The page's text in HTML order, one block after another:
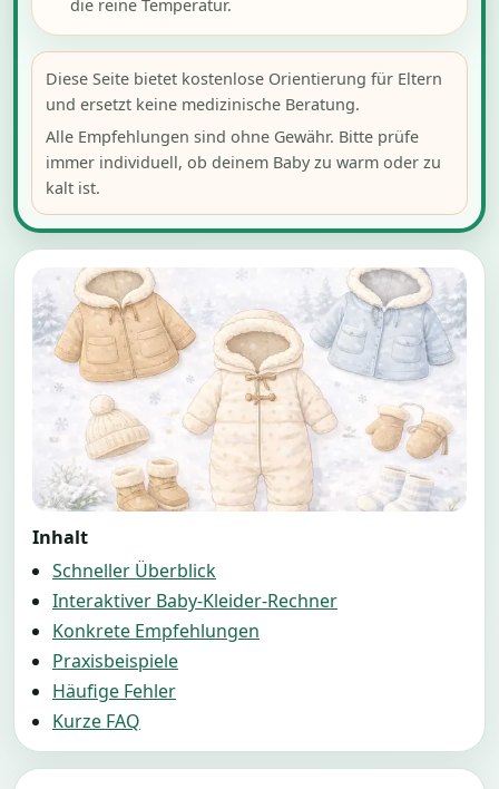
die reine Temperatur.
Diese Seite bietet kostenlose Orientierung für Eltern
und ersetzt keine medizinische Beratung.
Alle Empfehlungen sind ohne Gewähr. Bitte prüfe
immer individuell, ob deinem Baby zu warm oder zu
kalt ist.
Inhalt
Schneller Überblick
Interaktiver Baby-Kleider-Rechner
Konkrete Empfehlungen
Praxisbeispiele
Häufige Fehler
Kurze FAQ